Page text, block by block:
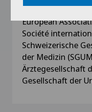
Schweizerische
European
Société
Schweizerische
der Medizin
Ärztegesellschaft
Gesellschaft der